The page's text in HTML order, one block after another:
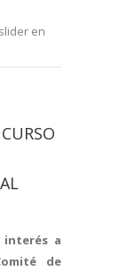
en
interés a
de